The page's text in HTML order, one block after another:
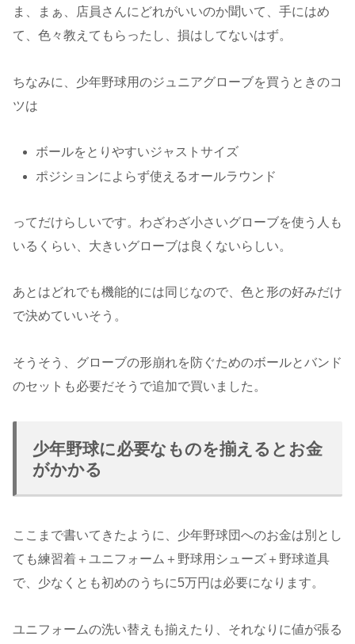
ま、まぁ、店員さんにどれがいいのか聞いて、手にはめ
て、色々教えてもらったし、損はしてないはず。
ちなみに、少年野球用のジュニアグローブを買うときのコ
ツは
ボールをとりやすいジャストサイズ
ポジションによらず使えるオールラウンド
ってだけらしいです。わざわざ小さいグローブを使う人も
いるくらい、大きいグローブは良くないらしい。
あとはどれでも機能的には同じなので、色と形の好みだけ
で決めていいそう。
そうそう、グローブの形崩れを防ぐためのボールとバンド
のセットも必要だそうで追加で買いました。
少年野球に必要なものを揃えるとお金
がかかる
ここまで書いてきたように、少年野球団へのお金は別とし
ても練習着＋ユニフォーム＋野球用シューズ＋野球道具
で、少なくとも初めのうちに5万円は必要になります。
ユニフォームの洗い替えも揃えたり、それなりに値が張る